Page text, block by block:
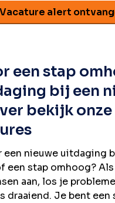
Vacature alert
een stap
bij een
bekijk onze
een nieuwe uitdaging
een stap omhoog?
aan, los je
draaiend. Je bent